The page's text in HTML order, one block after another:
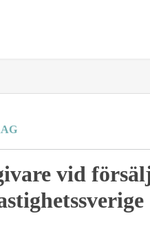
vid